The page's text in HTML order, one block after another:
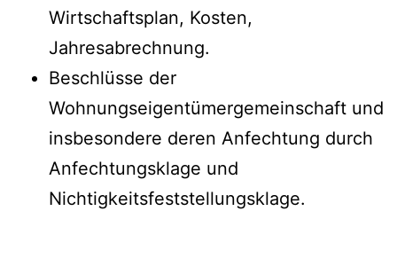
Wirtschaftsplan, Kosten,
Jahresabrechnung.
Beschlüsse der
Wohnungseigentümergemeinschaft und
insbesondere deren Anfechtung durch
Anfechtungsklage und
Nichtigkeitsfeststellungsklage.